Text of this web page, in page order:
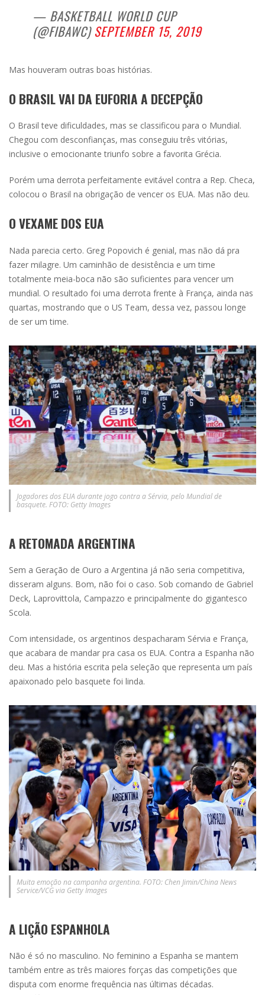
— BASKETBALL WORLD CUP
(@FIBAWC)SEPTEMBER 15, 2019
Mas houveram outras boas histórias.
O BRASIL VAI DA EUFORIA A DECEPÇÃO
O Brasil teve dificuldades, mas se classificou para o Mundial.
Chegou com desconfianças, mas conseguiu três vitórias,
inclusive o emocionante triunfo sobre a favorita Grécia.
Porém uma derrota perfeitamente evitável contra a Rep. Checa,
colocou o Brasil na obrigação de vencer os EUA. Mas não deu.
O VEXAME DOS EUA
Nada parecia certo. Greg Popovich é genial, mas não dá pra
fazer milagre. Um caminhão de desistência e um time
totalmente meia-boca não são suficientes para vencer um
mundial. O resultado foi uma derrota frente à França, ainda nas
quartas, mostrando que o US Team, dessa vez, passou longe
de ser um time.
Jogadores dos EUA durante jogo contra a Sérvia, pelo Mundial de
basquete. FOTO: Getty Images
A RETOMADA ARGENTINA
Sem a Geração de Ouro a Argentina já não seria competitiva,
disseram alguns. Bom, não foi o caso. Sob comando de Gabriel
Deck, Laprovittola, Campazzo e principalmente do gigantesco
Scola.
Com intensidade, os argentinos despacharam Sérvia e França,
que acabara de mandar pra casa os EUA. Contra a Espanha não
deu. Mas a história escrita pela seleção que representa um país
apaixonado pelo basquete foi linda.
Muita emoção na campanha argentina. FOTO: Chen Jimin/China News
Service/VCG via Getty Images
A LIÇÃO ESPANHOLA
Não é só no masculino. No feminino a Espanha se mantem
também entre as três maiores forças das competições que
disputa com enorme frequência nas últimas décadas.